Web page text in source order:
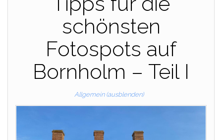
schönsten
Fotospots auf
Bornholm – Teil I
Allgemein (ausblenden)